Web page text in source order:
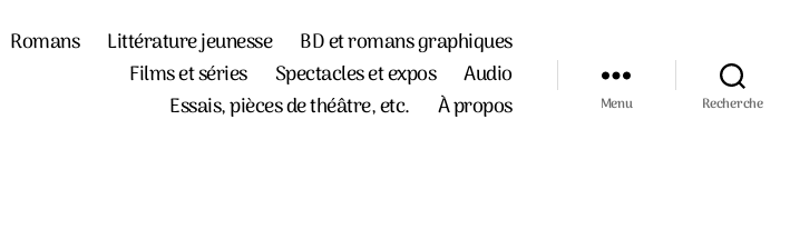
Romans Littérature jeunesse
BD et romans graphiques
Films et séries
Spectacles et expos
Audio
Essais, pièces de théâtre, etc.
À propos Menu Recherche